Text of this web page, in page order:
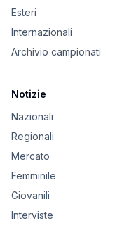
Esteri
Internazionali
Archivio campionati
Notizie
Nazionali
Regionali
Mercato
Femminile
Giovanili
Interviste